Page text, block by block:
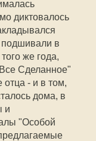
диктовалось
подшивали в
же года,
Сделанное"
отца - и в том,
дома, в
и
"Особой